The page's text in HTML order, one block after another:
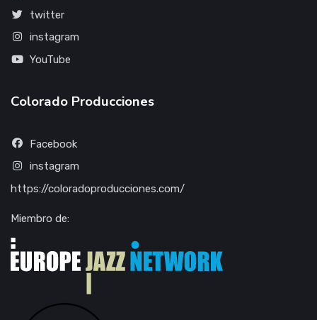
twitter
instagram
YouTube
Colorado Producciones
Facebook
instagram
https://coloradoproducciones.com/
Miembro de: